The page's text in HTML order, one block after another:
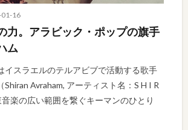
16
力。アラビック・ポップの旗手
ム
イスラエルのテルアビブで活動する歌手
Avraham, アーティスト名：S H I R
楽の広い範囲を繋ぐキーマンのひとり